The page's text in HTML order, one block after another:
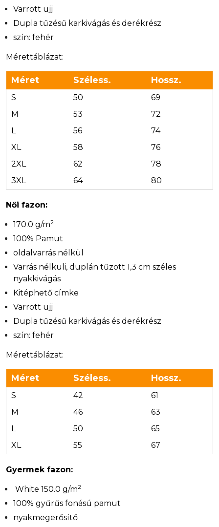
Varrott ujj
Dupla tűzésű karkivágás és derékrész
szín: fehér
Mérettáblázat:
Méret Széless. Hossz.
S 50
69
M
53
72
L
56
74
XL
58
76
2XL
62
78
3XL
64 80
Női fazon:
170.0 g/m2
100% Pamut
oldalvarrás nélkül
Varrás nélküli, duplán tűzött 1,3 cm széles
nyakkivágás
Kitéphető címke
Varrott ujj
Dupla tűzésű karkivágás és derékrész
szín: fehér
Mérettáblázat:
Méret Széless. Hossz.
S 42
61
M
46
63
L
50
65
XL
55 67
Gyermek fazon:
White 150.0 g/m2
100% gyűrűs fonású pamut
nyakmegerősítő